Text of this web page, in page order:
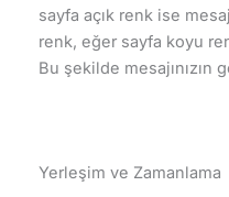
sayfa açık renk ise
renk, eğer sayfa koyu
Bu şekilde mesajınızın
Yerleşim ve Zamanlama